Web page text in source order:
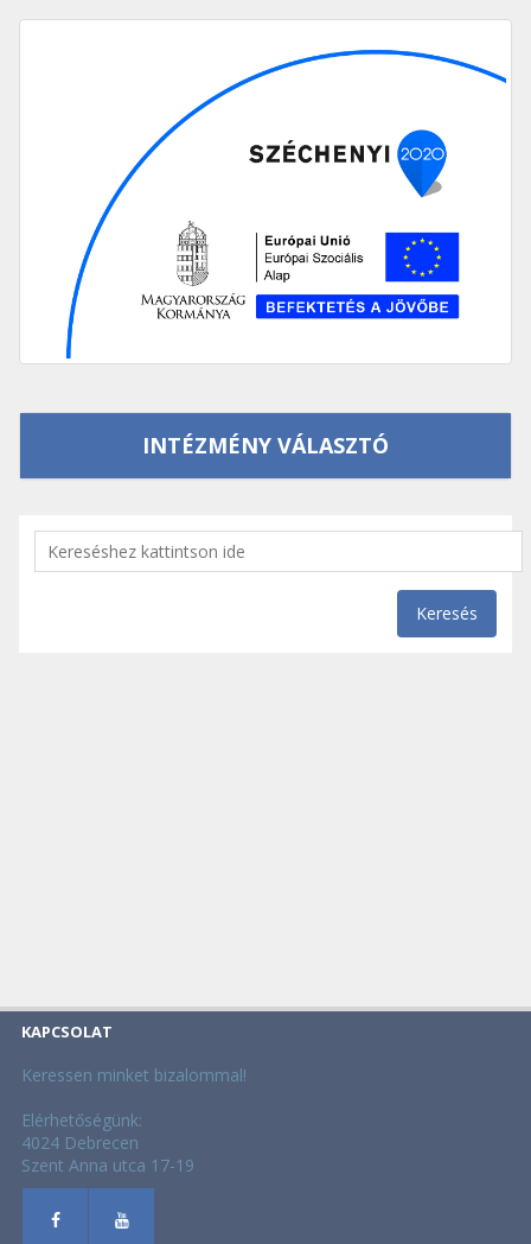
INTÉZMÉNY VÁLASZTÓ
Keresés
KAPCSOLAT
Keressen minket bizalommal!
Elérhetőségünk:
4024 Debrecen
Szent Anna utca 17-19